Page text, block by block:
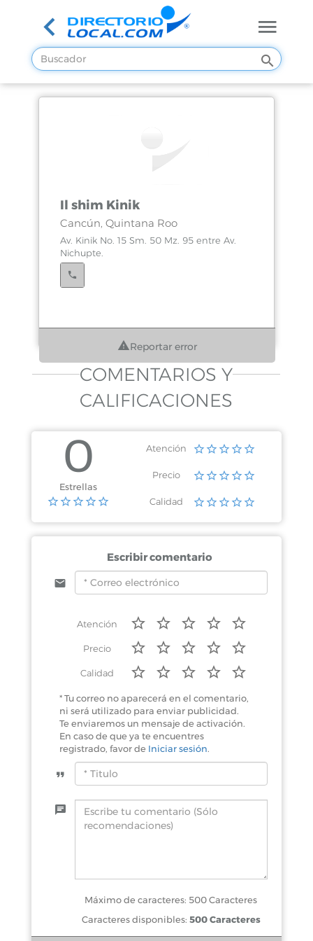
Il shim Kinik
Cancún, Quintana Roo
Av. Kinik No. 15 Sm. 50 Mz. 95 entre Av.
Nichupte.
Reportar error
COMENTARIOS Y
CALIFICACIONES
0
Estrellas
Atención
Precio
Calidad
Escribir comentario
Atención
Precio
Calidad
* Tu correo no aparecerá en el comentario,
ni será utilizado para enviar publicidad.
Te enviaremos un mensaje de activación.
En caso de que ya te encuentres
registrado, favor de Iniciar sesión.
Máximo de caracteres: 500 Caracteres
Caracteres disponibles: 500 Caracteres